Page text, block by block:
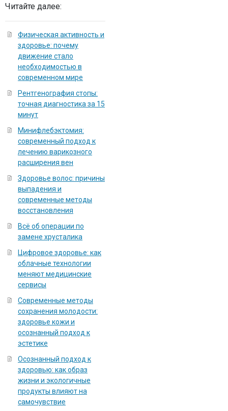
Читайте далее:
Физическая активность и
здоровье: почему
движение стало
необходимостью в
современном мире
Рентгенография стопы:
точная диагностика за 15
минут
Минифлебэктомия:
современный подход к
лечению варикозного
расширения вен
Здоровье волос: причины
выпадения и
современные методы
восстановления
Всё об операции по
замене хрусталика
Цифровое здоровье: как
облачные технологии
меняют медицинские
сервисы
Современные методы
сохранения молодости:
здоровье кожи и
осознанный подход к
эстетике
Осознанный подход к
здоровью: как образ
жизни и экологичные
продукты влияют на
самочувствие